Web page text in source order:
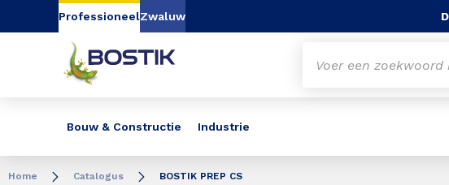
Go to content Go to navigation
ProfessioneelZwaluw
Bouw & Constructie Industrie
Home Catalogus BOSTIK PREP CS